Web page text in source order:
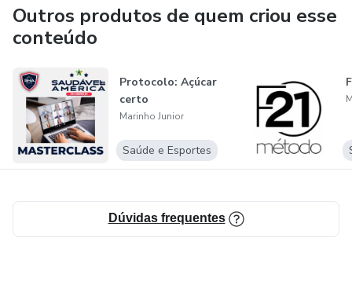
Outros produtos de quem criou esse
conteúdo
Protocolo: Açúcar
certo
Marinho Junior
Saúde e Esportes
Dúvidas frequentes